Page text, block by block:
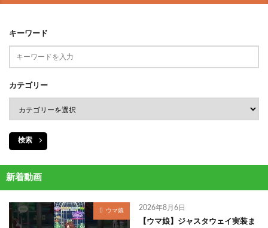
キーワード
カテゴリー
検索
新着動画
ウマ娘 2026年8月6日
【ウマ娘】ジャスタウェイ実装ま